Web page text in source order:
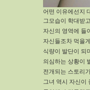
어떤 이유에선지
그모습이 학대받
자신의 영역에 들
자신들조차 먹을
식량이 발단이 되
의심하는 상황이
전개되는 스토리
그녀 역시 자신이